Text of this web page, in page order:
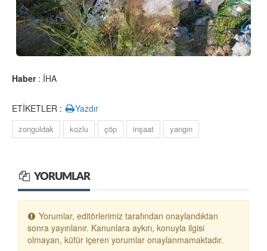
Haber: İHA
ETİKETLER : Yazdır
zonguldak kozlu çöp inşaat yangın
YORUMLAR
Yorumlar, editörlerimiz tarafından onaylandıktan
sonra yayınlanır. Kanunlara aykırı, konuyla ilgisi
olmayan, küfür içeren yorumlar onaylanmamaktadır.